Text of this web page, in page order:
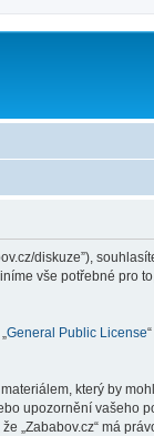
diskuze”),
vše potřebné pro
General Public License
který by
upozornění
„Zababov.cz“ má